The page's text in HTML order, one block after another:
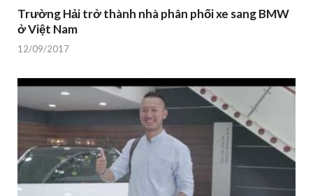
Trường Hải trở thành nhà phân phối xe sang BMW
ở Việt Nam
12/09/2017